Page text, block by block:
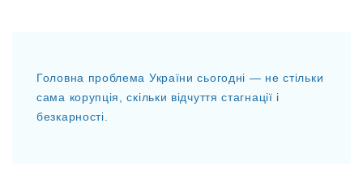
Головна проблема України сьогодні — не стільки
сама корупція, скільки відчуття стагнації і
безкарності.